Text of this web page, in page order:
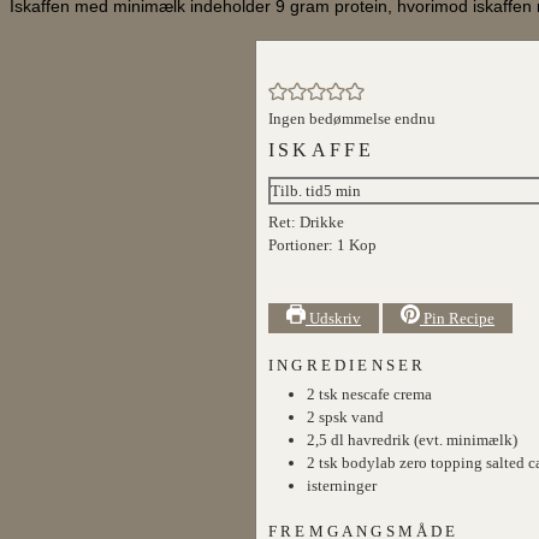
Iskaffen med minimælk indeholder 9 gram protein, hvorimod iskaffen
Ingen bedømmelse endnu
ISKAFFE
Tilb. tid5 minutter
min
Ret: Drikke
Portioner: 1 Kop
Udskriv Pin Recipe
INGREDIENSER
2 tsk nescafe crema
2 spsk vand
2,5 dl havredrik (evt. minimælk)
2 tsk bodylab zero topping salted
isterninger
FREMGANGSMÅDE